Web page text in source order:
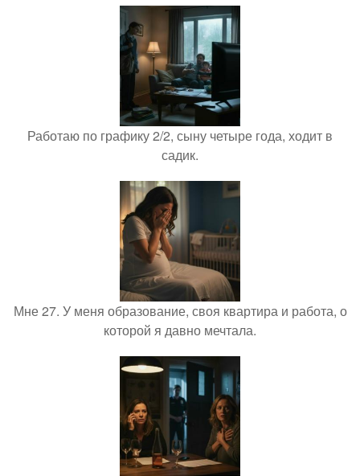
Работаю по графику 2/2, сыну четыре года, ходит в
садик.
Мне 27. У меня образование, своя квартира и работа, о
которой я давно мечтала.